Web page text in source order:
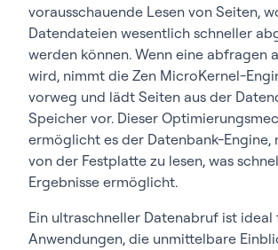
vorausschauende Lesen von Seiten,
Datendateien wesentlich schneller
werden können. Wenn eine abfragen
wird, nimmt die Zen MicroKernel-
vorweg und lädt Seiten aus der
Speicher vor. Dieser
ermöglicht es der Datenbank-Engine,
von der Festplatte zu lesen, was
Ergebnisse ermöglicht.
Ein ultraschneller Datenabruf ist ideal
Anwendungen, die unmittelbare